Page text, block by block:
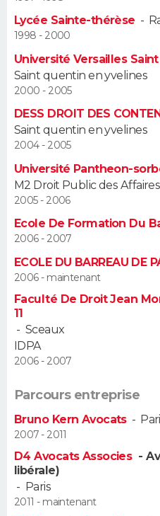
Alimentation
Guide de la santé
Maladies
Médicaments
Sommeil
VOYAGE
Destinations
City break
Voyage nature
Voyage de noces
Forum
Climat
+
PHOTO
BONS PLANS
CARTE DE VOEUX
Carte de Noël
Carte Bonne année
Carte Saint-Valentin
Carte Pâques
Carte d'anniversaire
DICTIONNAIRE
Dictionnaire
Biographies
Citations
Expressions
Proverbes
PROGRAMME TV
COPAINS D'AVANT
AVIS DE DÉCÈS
FORUM
Bricolage
Lifestyle
Culture
Sport
Auto
Television
Voyage
Cinema
Lycée Sainte-thérèse -
1998 - 2000
Université Versailles
Saint quentin en yvelines
2000 - 2005
DESS DROIT DES
Saint quentin en yvelines
2004 - 2005
Université Pantheon-
M2 Droit Public des Affaires
2005 - 2006
Ecole De Formation Du
2006 - 2007
ECOLE DU BARREAU DE
2006 - maintenant
Faculté De Droit Jean
11
- Sceaux
IDPA
2006 - 2007
Parcours entreprise
Bruno Kern Avocats-
2007 - 2011
D4 Avocats Associes -
libérale)
- Paris
2011 - maintenant